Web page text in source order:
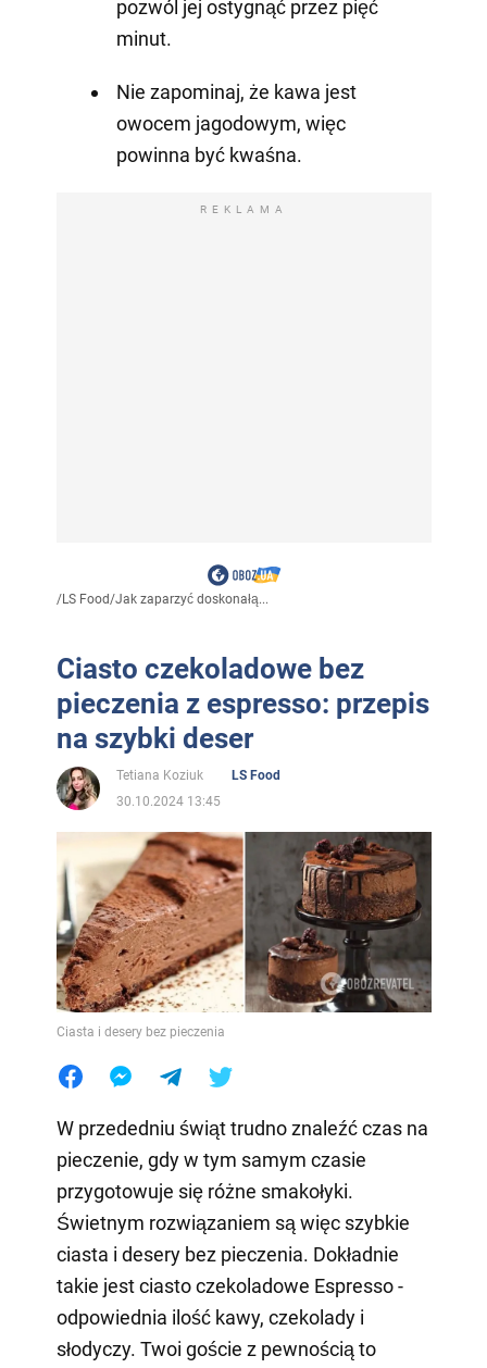
pozwól jej ostygnąć przez pięć
minut.
Nie zapominaj, że kawa jest
owocem jagodowym, więc
powinna być kwaśna.
REKLAMA
/LS Food/Jak zaparzyć doskonałą...
Ciasto czekoladowe bez
pieczenia z espresso: przepis
na szybki deser
Tetiana Koziuk
LS Food
30.10.2024 13:45
Ciasta i desery bez pieczenia
W przededniu świąt trudno znaleźć czas na
pieczenie, gdy w tym samym czasie
przygotowuje się różne smakołyki.
Świetnym rozwiązaniem są więc szybkie
ciasta i desery bez pieczenia. Dokładnie
takie jest ciasto czekoladowe Espresso -
odpowiednia ilość kawy, czekolady i
słodyczy. Twoi goście z pewnością to